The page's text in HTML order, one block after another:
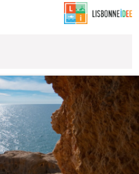
LE PORTUGAL